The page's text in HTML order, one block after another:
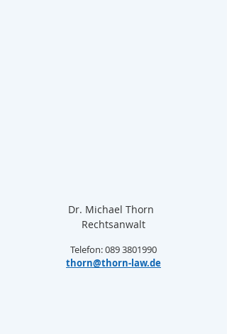
Dr. Michael Thorn
Rechtsanwalt
Telefon: 089 3801990
thorn@thorn-law.de